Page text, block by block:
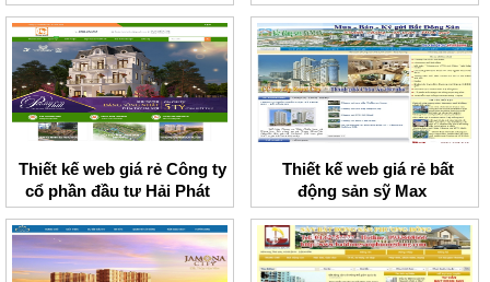
Thiết kế web giá rẻ Công ty
cổ phần đầu tư Hải Phát
Thiết kế web giá rẻ bất
động sản sỹ Max